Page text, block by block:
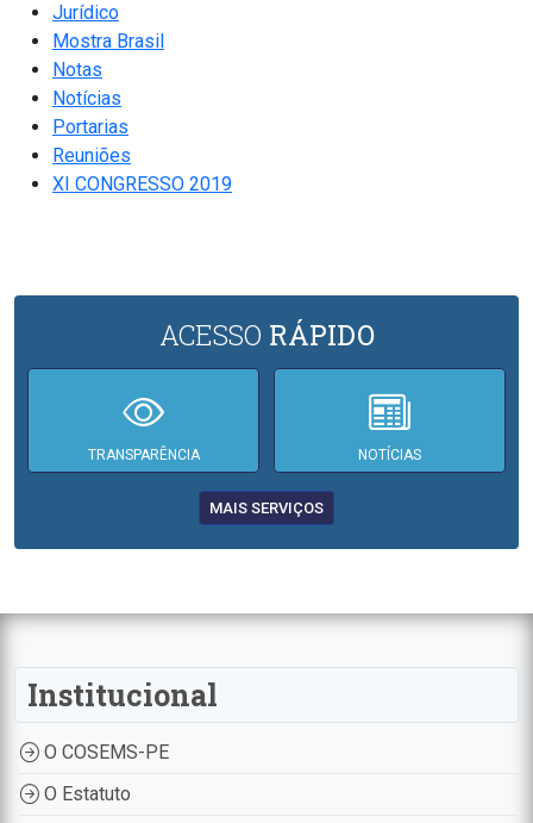
Jurídico
Mostra Brasil
Notas
Notícias
Portarias
Reuniões
XI CONGRESSO 2019
ACESSO RÁPIDO
TRANSPARÊNCIA NOTÍCIAS
MAIS SERVIÇOS
Institucional
O COSEMS-PE
O Estatuto